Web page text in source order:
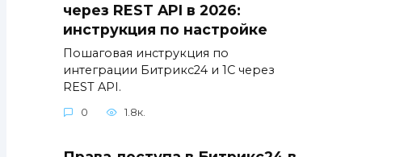
через REST API в 2026:
инструкция по настройке
Пошаговая инструкция по
интеграции Битрикс24 и 1С через
REST API.
0 1.8к.